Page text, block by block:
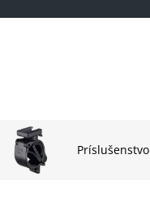
Príslušenstvo